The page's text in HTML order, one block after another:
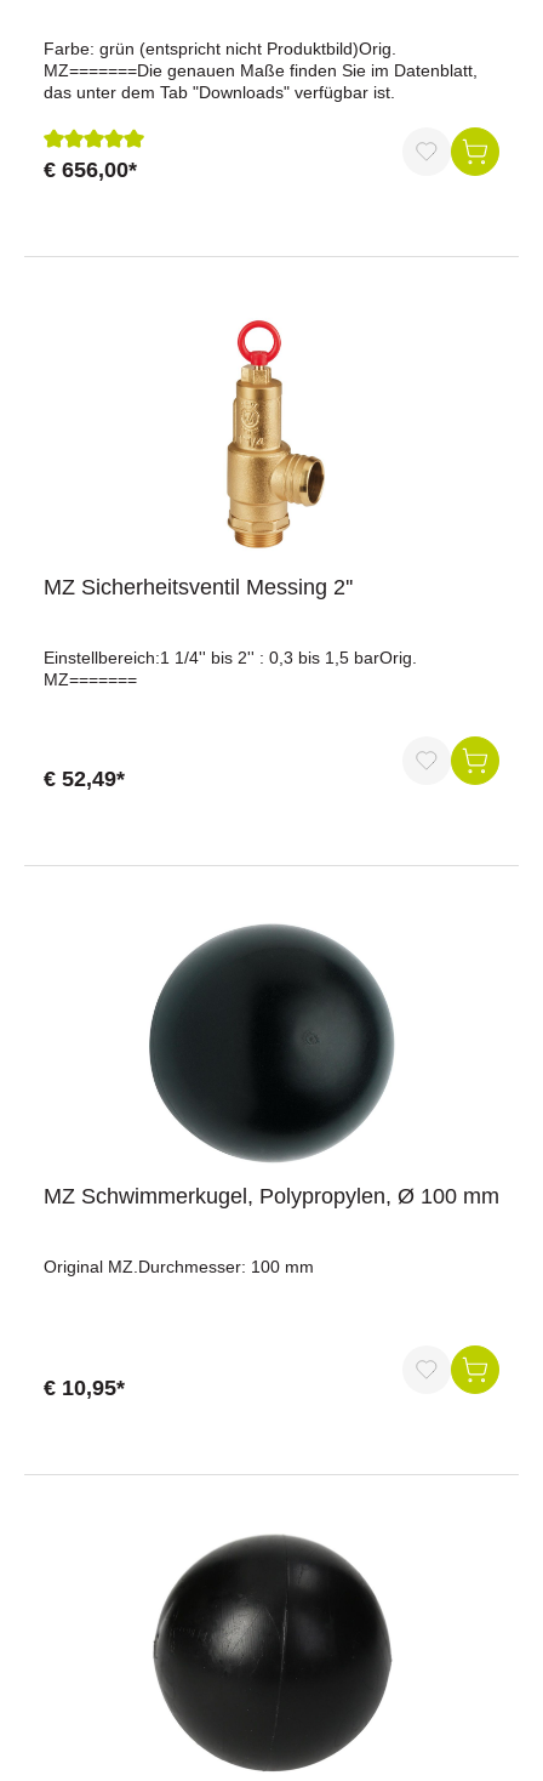
Farbe: grün (entspricht nicht Produktbild)Orig.
MZ=======Die genauen Maße finden Sie im Datenblatt,
das unter dem Tab "Downloads" verfügbar ist.
Durchschnittliche Bewertung von 5 von 5 Sternen
€ 656,00*
MZ Sicherheitsventil Messing 2''
Einstellbereich:1 1/4'' bis 2'' : 0,3 bis 1,5 barOrig.
MZ=======
€ 52,49*
MZ Schwimmerkugel, Polypropylen, Ø 100 mm
Original MZ.Durchmesser: 100 mm
€ 10,95*